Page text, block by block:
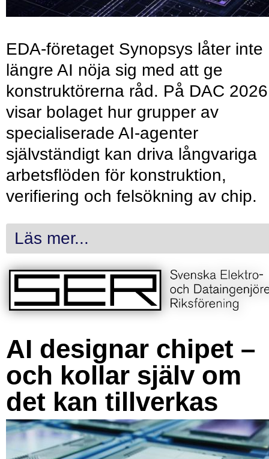
EDA-företaget Synopsys låter inte
längre AI nöja sig med att ge
konstruktörerna råd. På DAC 2026
visar bolaget hur grupper av
specialiserade AI-agenter
självständigt kan driva långvariga
arbetsflöden för konstruktion,
verifiering och felsökning av chip.
Läs mer...
AI designar chipet –
och kollar själv om
det kan tillverkas